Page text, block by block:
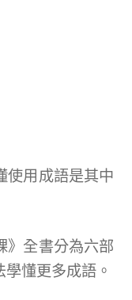
使用成語是其中
》全書分為六部
懂更多成語。